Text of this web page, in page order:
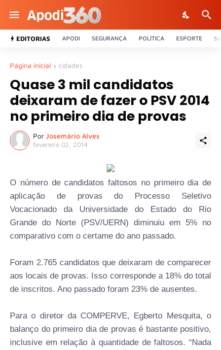
EDITORIAS APODI SEGURANÇA POLÍTICA ESPORTE
Página inicial cidades
Quase 3 mil candidatos
deixaram de fazer o PSV 2014
no primeiro dia de provas
Por Josemário Alves
fevereiro 02, 2014
O número de candidatos faltosos no primeiro dia de
aplicação de provas do Processo Seletivo
Vocacionado da Universidade do Estado do Rio
Grande do Norte (PSV/UERN) diminuiu em 5% no
comparativo com o certame do ano passado.
Foram 2.765 candidatos que deixaram de comparecer
aos locais de provas. Isso corresponde a 18% do total
de inscritos. Ano passado foram 23% de ausentes.
Para o diretor da COMPERVE, Egberto Mesquita, o
balanço do primeiro dia de provas é bastante positivo,
inclusive em relação à quantidade de faltosos. “Nada